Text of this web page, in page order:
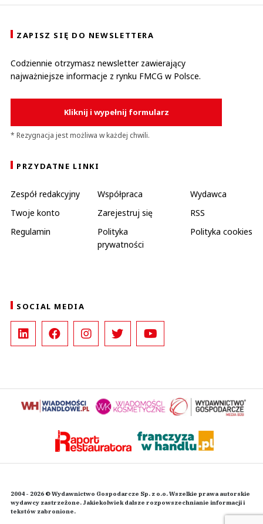
ZAPISZ SIĘ DO NEWSLETTERA
Codziennie otrzymasz newsletter zawierający
najważniejsze informacje z rynku FMCG w Polsce.
Kliknij i wypełnij formularz
* Rezygnacja jest możliwa w każdej chwili.
PRZYDATNE LINKI
Zespół redakcyjny Współpraca
Wydawca
Twoje konto
Zarejestruj się
RSS
Regulamin
Polityka
prywatności
Polityka cookies
SOCIAL MEDIA
2004 - 2026 © Wydawnictwo Gospodarcze Sp. z o.o. Wszelkie prawa autorskie
wydawcy zastrzeżone. Jakiekolwiek dalsze rozpowszechnianie informacji i
tekstów zabronione.